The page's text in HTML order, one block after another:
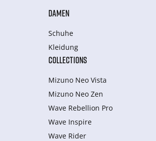
DAMEN
Schuhe
Kleidung
COLLECTIONS
Mizuno Neo Vista
Mizuno Neo Zen
Wave Rebellion Pro
Wave Inspire
Wave Rider